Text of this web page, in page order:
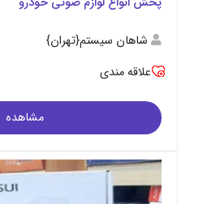
شاهان سیستم{تهران}
علاقه مندی
مشاهده